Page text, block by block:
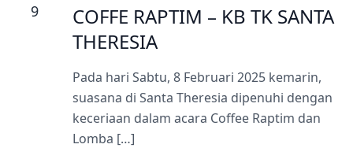
9
COFFE RAPTIM – KB TK SANTA
THERESIA
Pada hari Sabtu, 8 Februari 2025 kemarin,
suasana di Santa Theresia dipenuhi dengan
keceriaan dalam acara Coffee Raptim dan
Lomba […]